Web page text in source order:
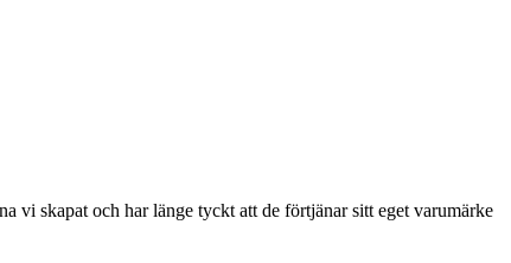
vi skapat och har länge tyckt att de förtjänar sitt eget varumärke